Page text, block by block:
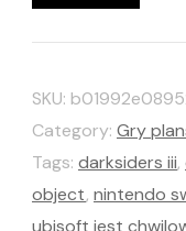
SKU:
Category: Gry
Tags: darksiders iii,
object, nintendo
ubisoft jest